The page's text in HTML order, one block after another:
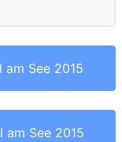
See 2015
am See 2015